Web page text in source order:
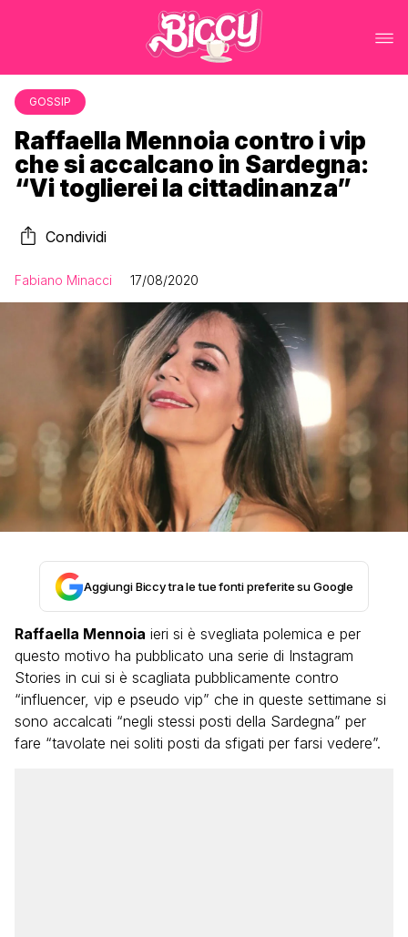
GOSSIP
Raffaella Mennoia contro i vip
che si accalcano in Sardegna:
“Vi toglierei la cittadinanza”
Condividi
Fabiano Minacci 17/08/2020
Aggiungi Biccy tra le tue fonti preferite su Google
Raffaella Mennoia ieri si è svegliata polemica e per
questo motivo ha pubblicato una serie di Instagram
Stories in cui si è scagliata pubblicamente contro
“influencer, vip e pseudo vip” che in queste settimane si
sono accalcati “negli stessi posti della Sardegna” per
fare “tavolate nei soliti posti da sfigati per farsi vedere”.